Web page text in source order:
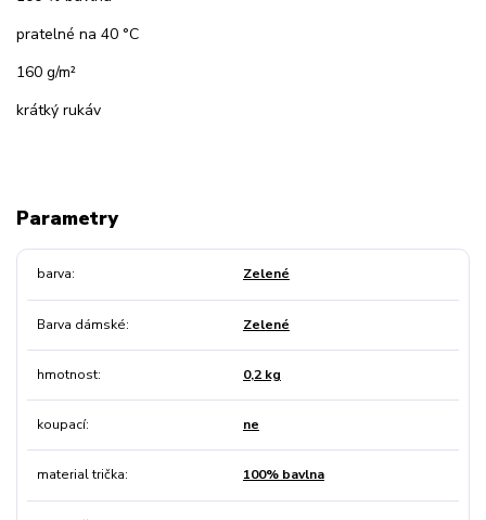
pratelné na 40 °C
160 g/m²
krátký rukáv
Parametry
barva Zelené
Barva dámské Zelené
hmotnost 0,2 kg
koupací ne
material trička 100% bavlna